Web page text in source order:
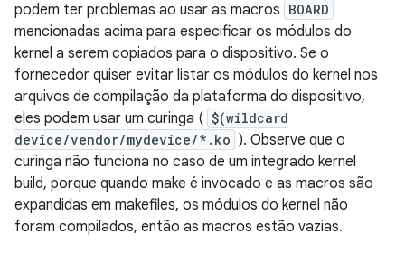
podem ter problemas ao usar as macros BOARD
mencionadas acima para especificar os módulos do
kernel a serem copiados para o dispositivo. Se o
fornecedor quiser evitar listar os módulos do kernel nos
arquivos de compilação da plataforma do dispositivo,
eles podem usar um curinga ( $(wildcard
device/vendor/mydevice/*.ko ). Observe que o
curinga não funciona no caso de um integrado kernel
build, porque quando make é invocado e as macros são
expandidas em makefiles, os módulos do kernel não
foram compilados, então as macros estão vazias.